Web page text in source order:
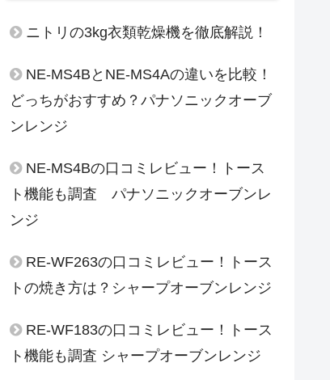
ニトリの3kg衣類乾燥機を徹底解説！
NE-MS4BとNE-MS4Aの違いを比較！
どっちがおすすめ？パナソニックオーブ
ンレンジ
NE-MS4Bの口コミレビュー！トース
ト機能も調査 パナソニックオーブンレ
ンジ
RE-WF263の口コミレビュー！トース
トの焼き方は？シャープオーブンレンジ
RE-WF183の口コミレビュー！トース
ト機能も調査 シャープオーブンレンジ